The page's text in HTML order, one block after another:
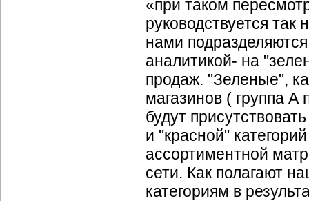
«при таком
руководствуется
нами
аналитикой- на
продаж. "Зеленые",
магазинов ( группа А
будут
и "красной"
ассортиментной
сети. Как полагают
категориям в